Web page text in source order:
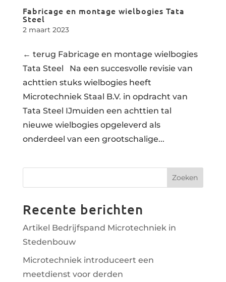
Fabricage en montage wielbogies Tata
Steel
2 maart 2023
← terug Fabricage en montage wielbogies
Tata Steel Na een succesvolle revisie van
achttien stuks wielbogies heeft
Microtechniek Staal B.V. in opdracht van
Tata Steel IJmuiden een achttien tal
nieuwe wielbogies opgeleverd als
onderdeel van een grootschalige...
Zoeken
Recente berichten
Artikel Bedrijfspand Microtechniek in
Stedenbouw
Microtechniek introduceert een
meetdienst voor derden